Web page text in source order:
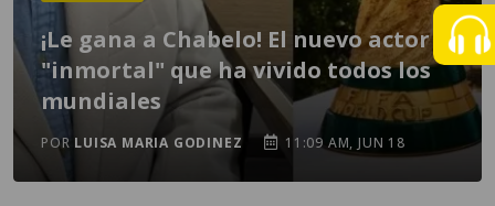
¡Le gana a Chabelo! El nuevo actor
"inmortal" que ha vivido todos los
mundiales
POR LUISA MARIA GODINEZ 11:09 AM, JUN 18